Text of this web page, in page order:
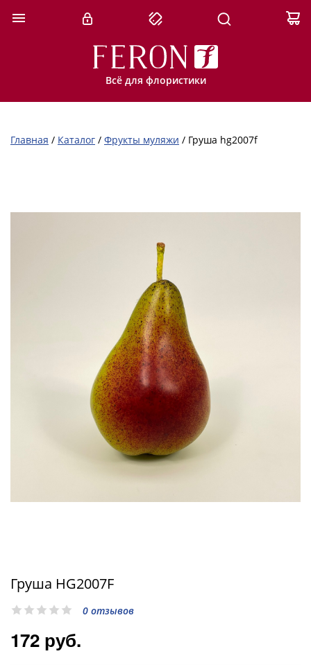
Всё для флористики
Главная / Каталог / Фрукты муляжи / Груша hg2007f
Груша HG2007F
0 отзывов
172 руб.